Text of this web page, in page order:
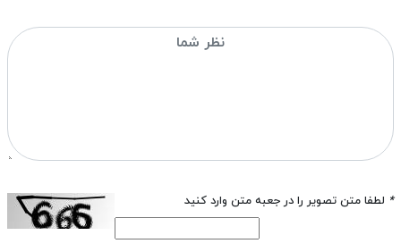
* لطفا متن تصویر را در جعبه متن وارد کنید